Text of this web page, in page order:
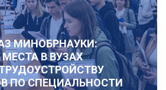
МИНОБРНАУКИ:
В ВУЗАХ
ПО СПЕЦИАЛЬНОСТИ